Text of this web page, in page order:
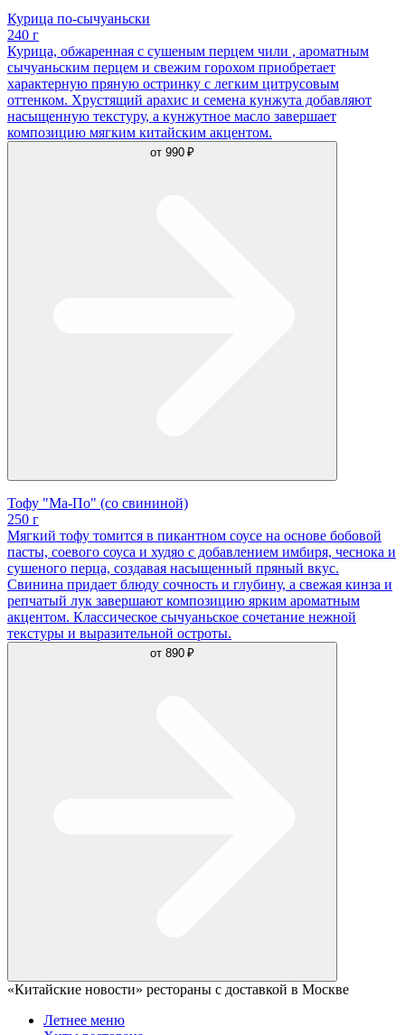
Курица по-сычуаньски
240 г
Курица, обжаренная с сушеным перцем чили , ароматным
сычуаньским перцем и свежим горохом приобретает
характерную пряную остринку с легким цитрусовым
оттенком. Хрустящий арахис и семена кунжута добавляют
насыщенную текстуру, а кунжутное масло завершает
композицию мягким китайским акцентом.
от 990 ₽
Тофу "Ма-По" (со свининой)
250 г
Мягкий тофу томится в пикантном соусе на основе бобовой
пасты, соевого соуса и худяо с добавлением имбиря, чеснока и
сушеного перца, создавая насыщенный пряный вкус.
Свинина придает блюду сочность и глубину, а свежая кинза и
репчатый лук завершают композицию ярким ароматным
акцентом. Классическое сычуаньское сочетание нежной
текстуры и выразительной остроты.
от 890 ₽
«Китайские новости» рестораны с доставкой в Москве
Летнее меню